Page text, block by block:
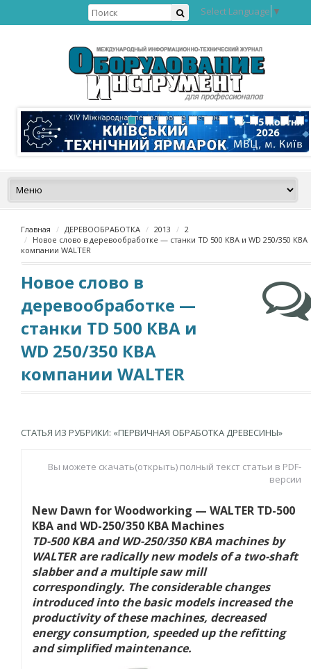
Select Language ▼
Главная ДЕРЕВООБРАБОТКА 2013
2
Новое слово в деревообработке — станки TD 500 КВА и WD 250/350 КВА
компании WALTER
Новое слово в
деревообработке —
станки TD 500 КВА и
WD 250/350 КВА
компании WALTER
СТАТЬЯ ИЗ РУБРИКИ: «ПЕРВИЧНАЯ ОБРАБОТКА ДРЕВЕСИНЫ»
Вы можете скачать(открыть) полный текст статьи в PDF-
версии
New Dawn for Woodworking — WALTER TD-500
КВА and WD-250/350 КВА Machines
TD-500 KBA and WD-250/350 KBA machines by
WALTER are radically new models of a two-shaft
slabber and a multiple saw mill
correspondingly. The considerable changes
introduced into the basic models increased the
productivity of these machines, decreased
energy consumption, speeded up the refitting
and simplified maintenance.